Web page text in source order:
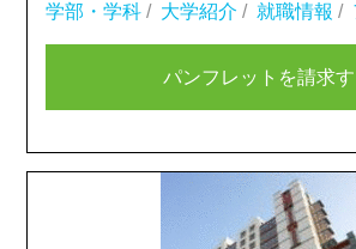
学部・学科 / 大学紹介 / 就職情報 /
パンフレットを請求す